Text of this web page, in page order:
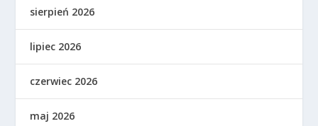
sierpień 2026
lipiec 2026
czerwiec 2026
maj 2026